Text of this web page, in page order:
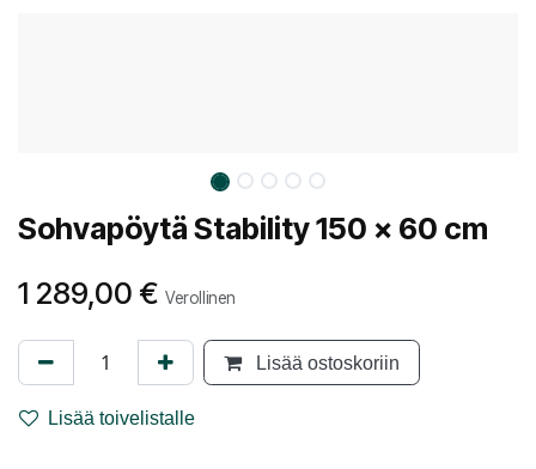
Sohvapöytä Stability 150 x 60 cm
1 289,00 € Verollinen
Lisää ostoskoriin
Lisää toivelistalle